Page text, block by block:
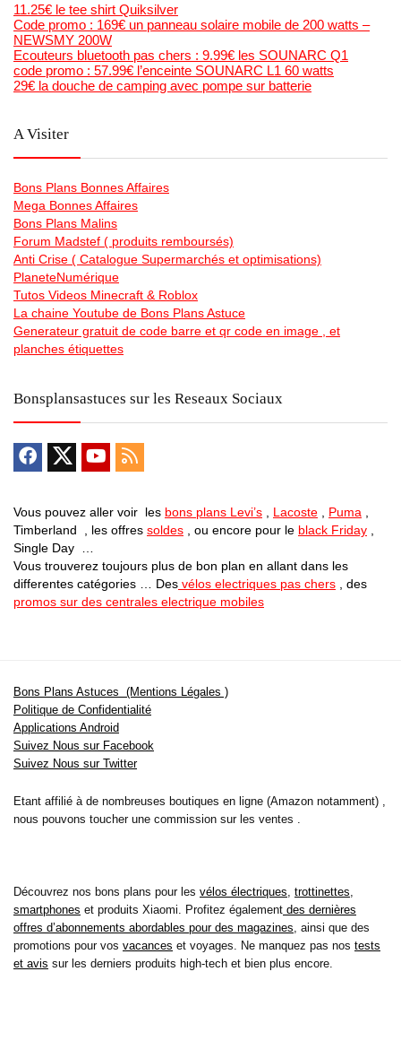
11.25€ le tee shirt Quiksilver
Code promo : 169€ un panneau solaire mobile de 200 watts –
NEWSMY 200W
Ecouteurs bluetooth pas chers : 9.99€ les SOUNARC Q1
code promo : 57.99€ l’enceinte SOUNARC L1 60 watts
29€ la douche de camping avec pompe sur batterie
A Visiter
Bons Plans Bonnes Affaires
Mega Bonnes Affaires
Bons Plans Malins
Forum Madstef ( produits remboursés)
Anti Crise ( Catalogue Supermarchés et optimisations)
PlaneteNumérique
Tutos Videos Minecraft & Roblox
La chaine Youtube de Bons Plans Astuce
Generateur gratuit de code barre et qr code en image , et
planches étiquettes
Bonsplansastuces sur les Reseaux Sociaux
Vous pouvez aller voir les bons plans Levi’s Lacoste Puma
Timberland , les offres soldes , ou encore pour le black Friday
Single Day …
Vous trouverez toujours plus de bon plan en allant dans les
differentes catégories … Des vélos electriques pas chers , des
promos sur des centrales electrique mobiles
Bons Plans Astuces (Mentions Légales )
Politique de Confidentialité
Applications Android
Suivez Nous sur Facebook
Suivez Nous sur Twitter
Etant affilié à de nombreuses boutiques en ligne (Amazon notamment) ,
nous pouvons toucher une commission sur les ventes .
Découvrez nos bons plans pour les vélos électriques trottinettes
smartphones et produits Xiaomi. Profitez également des dernières
offres d’abonnements abordables pour des magazines , ainsi que des
promotions pour vos vacances et voyages. Ne manquez pas nos tests
et avis sur les derniers produits high-tech et bien plus encore.